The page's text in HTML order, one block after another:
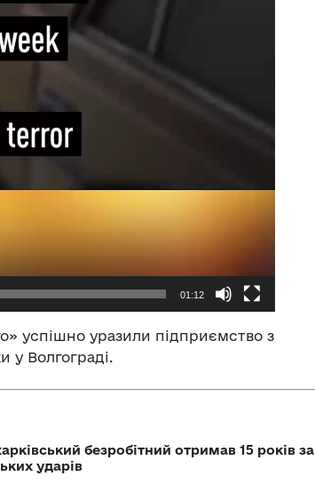
01:12
успішно уразили підприємство з
у Волгограді.
безробітний отримав 15 років за
ударів